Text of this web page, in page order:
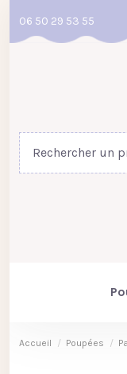
06 50 29 53 55
Accueil Poupées